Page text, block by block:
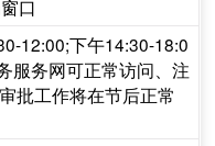
口
12:00;下午14:30-18:0
服务网可正常访问、注
批工作将在节后正常